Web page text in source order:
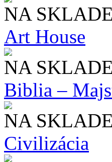
NA SKLADE
Art House
NA SKLADE
Biblia –
NA SKLADE
Civilizácia